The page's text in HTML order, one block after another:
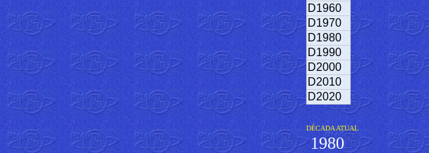
D1960
D1970
D1980
D1990
D2000
D2010
D2020
DÉCADA ATUAL
1980